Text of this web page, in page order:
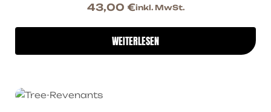
43,00 €inkl. MwSt.
WEITERLESEN